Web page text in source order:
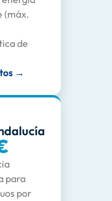
(máx.
de
→
para
por